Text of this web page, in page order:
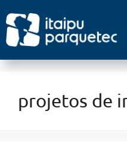
projetos de